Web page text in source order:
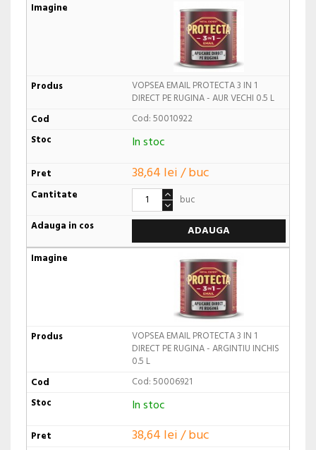
VOPSEA EMAIL PROTECTA 3 IN 1
DIRECT PE RUGINA - AUR VECHI 0.5 L
Cod: 50010922
In stoc
38,64 lei / buc
buc
ADAUGA
VOPSEA EMAIL PROTECTA 3 IN 1
DIRECT PE RUGINA - ARGINTIU INCHIS
0.5 L
Cod: 50006921
In stoc
38,64 lei / buc